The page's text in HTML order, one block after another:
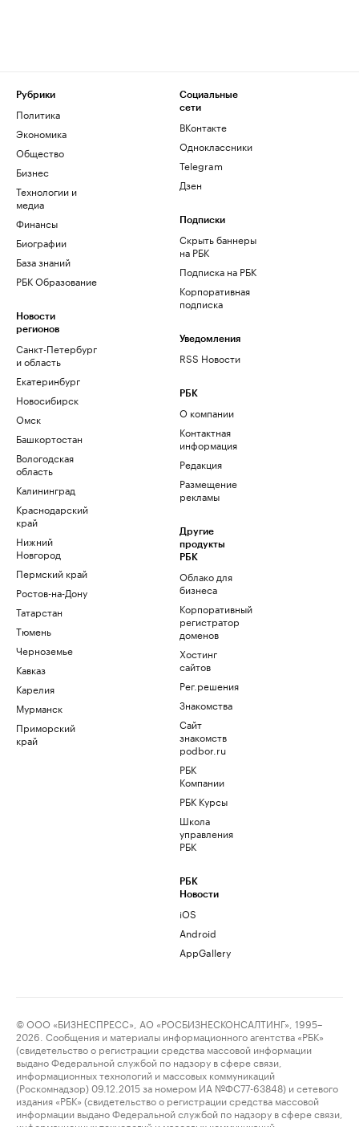
Рубрики
Политика
Экономика
Общество
Бизнес
Технологии и
медиа
Финансы
Биографии
База знаний
РБК Образование
Новости
регионов
Санкт-Петербург
и область
Екатеринбург
Новосибирск
Омск
Башкортостан
Вологодская
область
Калининград
Краснодарский
край
Нижний
Новгород
Пермский край
Ростов-на-Дону
Татарстан
Тюмень
Черноземье
Кавказ
Карелия
Мурманск
Приморский
край
Социальные
сети
ВКонтакте
Одноклассники
Telegram
Дзен
Подписки
Скрыть баннеры
на РБК
Подписка на РБК
Корпоративная
подписка
Уведомления
RSS Новости
РБК
О компании
Контактная
информация
Редакция
Размещение
рекламы
Другие
продукты
РБК
Облако для
бизнеса
Корпоративный
регистратор
доменов
Хостинг
сайтов
Рег.решения
Знакомства
Сайт
знакомств
podbor.ru
РБК
Компании
РБК Курсы
Школа
управления
РБК
РБК
Новости
iOS
Android
AppGallery
© ООО «БИЗНЕСПРЕСС», АО «РОСБИЗНЕСКОНСАЛТИНГ», 1995–
2026. Сообщения и материалы информационного агентства «РБК»
(свидетельство о регистрации средства массовой информации
выдано Федеральной службой по надзору в сфере связи,
информационных технологий и массовых коммуникаций
(Роскомнадзор) 09.12.2015 за номером ИА №ФС77-63848) и сетевого
издания «РБК» (свидетельство о регистрации средства массовой
информации выдано Федеральной службой по надзору в сфере связи,